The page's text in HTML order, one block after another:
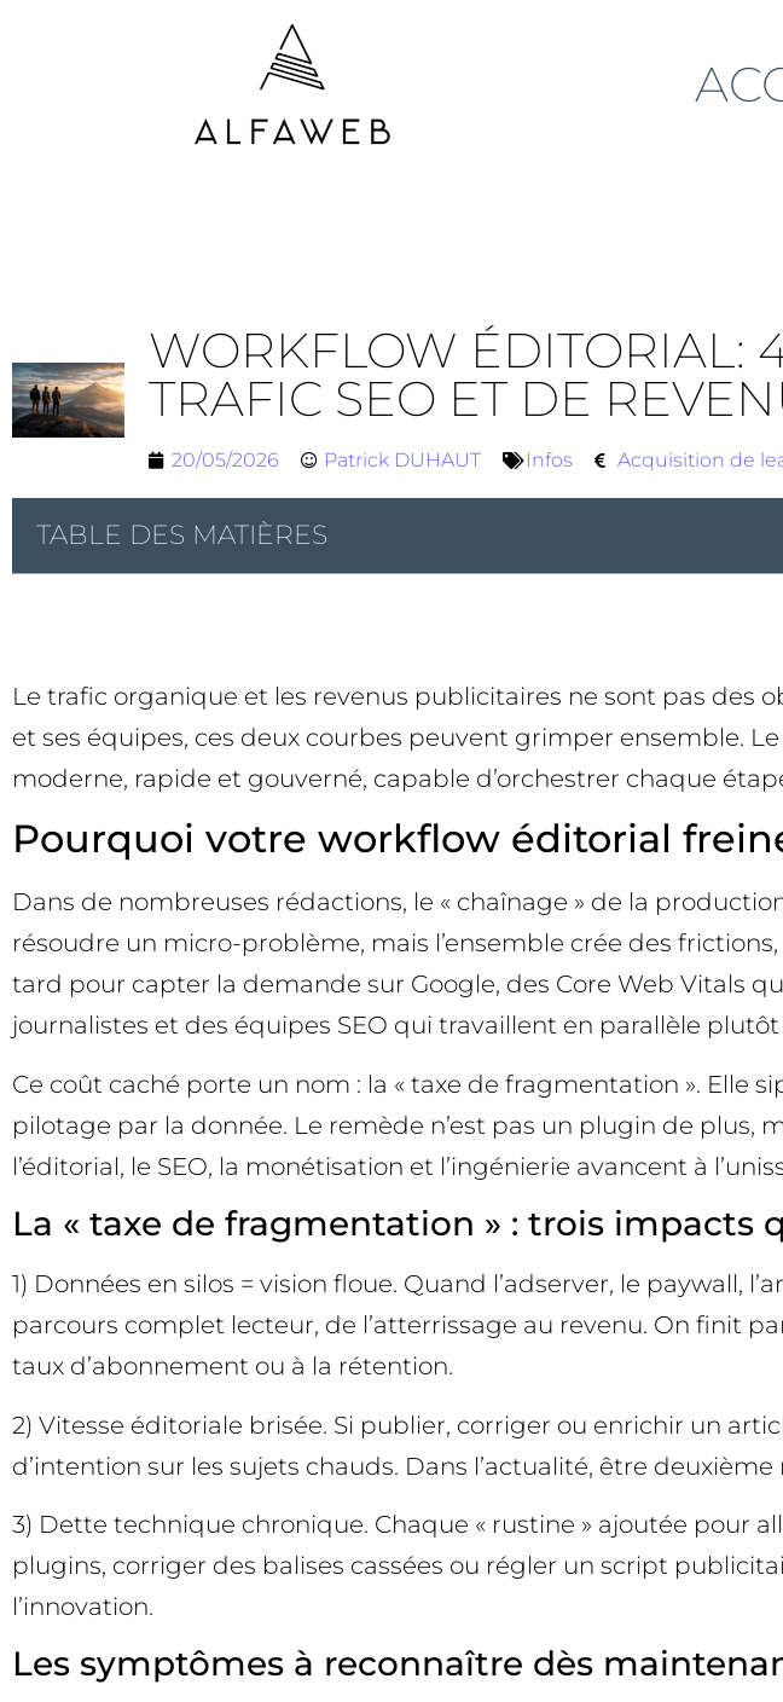
WORKFLOW ÉDITORIAL:
TRAFIC SEO ET DE
20/05/2026 Patrick DUHAUT Infos Acquisition de
TABLE DES MATIÈRES
Le trafic organique et les revenus publicitaires ne sont pas des
et ses équipes, ces deux courbes peuvent grimper ensemble.
moderne, rapide et gouverné, capable d’orchestrer chaque
Pourquoi votre workflow éditorial
Dans de nombreuses rédactions, le « chaînage » de la
résoudre un micro-problème, mais l’ensemble crée des
tard pour capter la demande sur Google, des Core Web Vitals
journalistes et des équipes SEO qui travaillent en parallèle plutôt
Ce coût caché porte un nom : la « taxe de fragmentation ».
pilotage par la donnée. Le remède n’est pas un plugin de
l’éditorial, le SEO, la monétisation et l’ingénierie avancent à
La « taxe de fragmentation » : trois impacts
1) Données en silos = vision floue. Quand l’adserver, le paywall,
parcours complet lecteur, de l’atterrissage au revenu. On finit
taux d’abonnement ou à la rétention.
2) Vitesse éditoriale brisée. Si publier, corriger ou enrichir un
d’intention sur les sujets chauds. Dans l’actualité, être
3) Dette technique chronique. Chaque « rustine » ajoutée pour
plugins, corriger des balises cassées ou régler un script
l’innovation.
Les symptômes à reconnaître dès